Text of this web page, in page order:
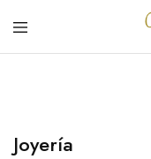
Golden
hacemos
Joyería